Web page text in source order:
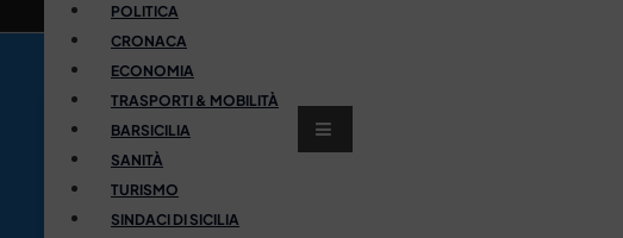
POLITICA
CRONACA
ECONOMIA
TRASPORTI & MOBILITÀ
BARSICILIA
SANITÀ
TURISMO
SINDACI DI SICILIA